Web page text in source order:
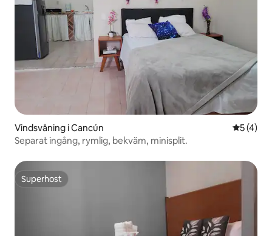
Vindsvåning i Cancún 5 av 5 i
5 (4)
Separat ingång, rymlig, bekväm, minisplit.
Superhost
Superhost